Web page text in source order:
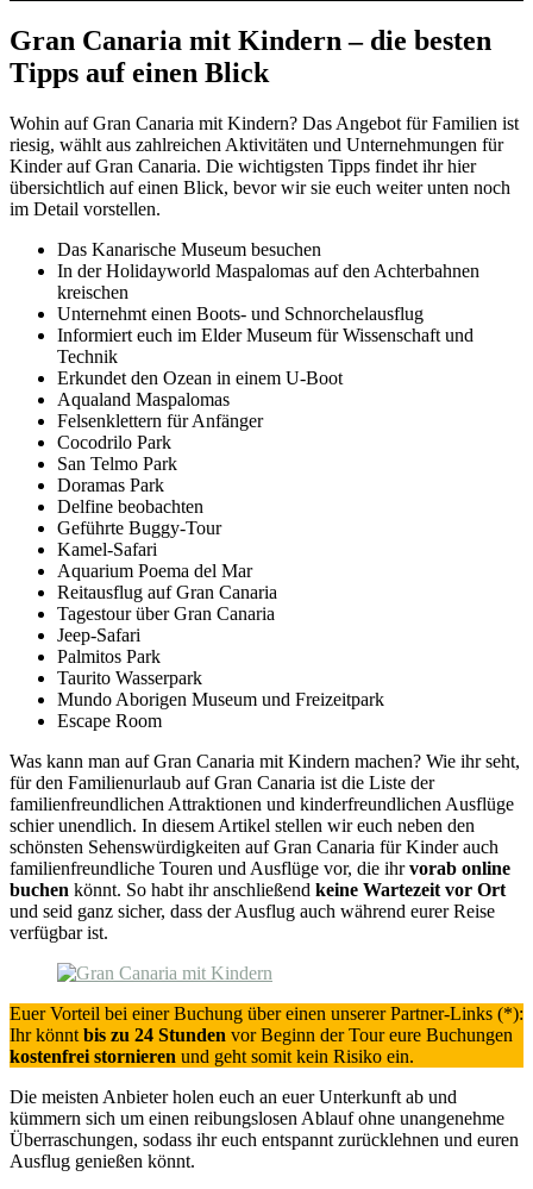
Gran Canaria mit Kindern – die besten
Tipps auf einen Blick
Wohin auf Gran Canaria mit Kindern? Das Angebot für Familien ist
riesig, wählt aus zahlreichen Aktivitäten und Unternehmungen für
Kinder auf Gran Canaria. Die wichtigsten Tipps findet ihr hier
übersichtlich auf einen Blick, bevor wir sie euch weiter unten noch
im Detail vorstellen.
Das Kanarische Museum besuchen
In der Holidayworld Maspalomas auf den Achterbahnen
kreischen
Unternehmt einen Boots- und Schnorchelausflug
Informiert euch im Elder Museum für Wissenschaft und
Technik
Erkundet den Ozean in einem U-Boot
Aqualand Maspalomas
Felsenklettern für Anfänger
Cocodrilo Park
San Telmo Park
Doramas Park
Delfine beobachten
Geführte Buggy-Tour
Kamel-Safari
Aquarium Poema del Mar
Reitausflug auf Gran Canaria
Tagestour über Gran Canaria
Jeep-Safari
Palmitos Park
Taurito Wasserpark
Mundo Aborigen Museum und Freizeitpark
Escape Room
Was kann man auf Gran Canaria mit Kindern machen? Wie ihr seht,
für den Familienurlaub auf Gran Canaria ist die Liste der
familienfreundlichen Attraktionen und kinderfreundlichen Ausflüge
schier unendlich. In diesem Artikel stellen wir euch neben den
schönsten Sehenswürdigkeiten auf Gran Canaria für Kinder auch
familienfreundliche Touren und Ausflüge vor, die ihrvorab online
buchen könnt. So habt ihr anschließend keine Wartezeit vor Ort
und seid ganz sicher, dass der Ausflug auch während eurer Reise
verfügbar ist.
Euer Vorteil bei einer Buchung über einen unserer Partner-Links (*):
Ihr könnt bis zu 24 Stunden vor Beginn der Tour eure Buchungen
kostenfrei stornieren und geht somit kein Risiko ein.
Die meisten Anbieter holen euch an euer Unterkunft ab und
kümmern sich um einen reibungslosen Ablauf ohne unangenehme
Überraschungen, sodass ihr euch entspannt zurücklehnen und euren
Ausflug genießen könnt.